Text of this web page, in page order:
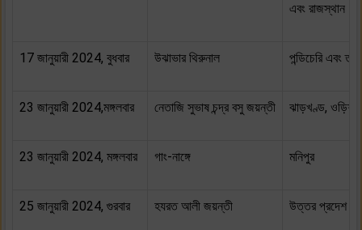
এবং রাজস্থান
17 জানুয়ারী 2024, বুধবার উঝাভার থিরুনাল পন্ডিচেরি এবং
23 জানুয়ারী 2024,মঙ্গলবার নেতাজি সুভাষ চন্দ্র বসু জয়ন্তী ঝাড়খণ্ড, ওড়িশা,
23 জানুয়ারী 2024, মঙ্গলবার গাং-নাঙ্গে মনিপুর
25 জানুয়ারী 2024, গুরবার হযরত আলী জয়ন্তী উত্তর প্রদেশ